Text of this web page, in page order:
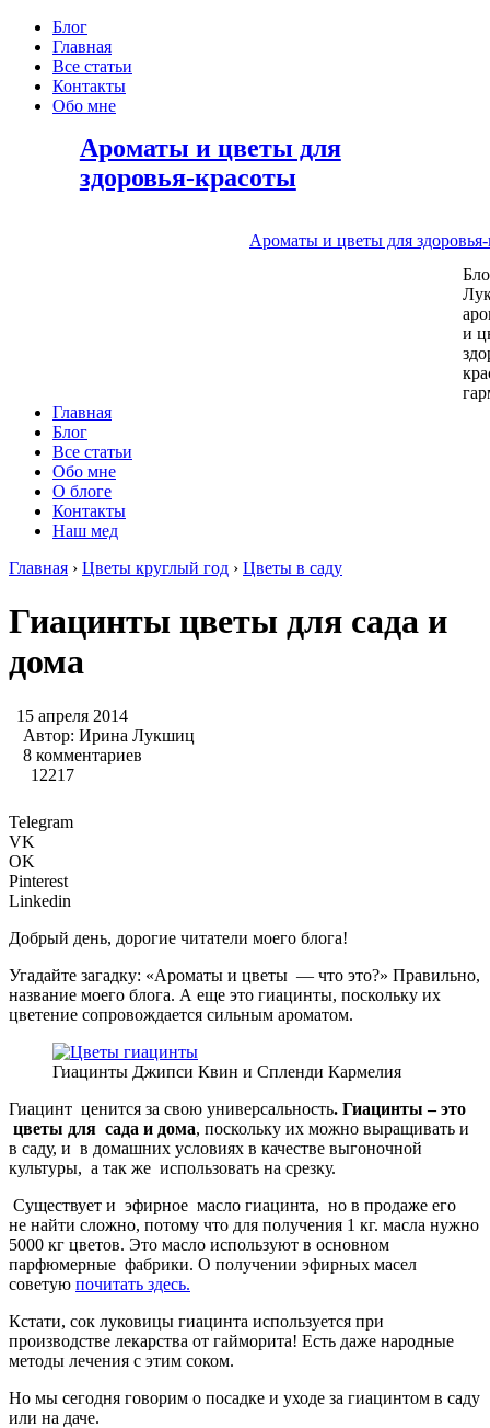
Блог
Главная
Все статьи
Контакты
Обо мне
Ароматы и цветы для
здоровья-красоты
Ароматы и цветы для
и
Главная
Блог
Все статьи
Обо мне
О блоге
Контакты
Наш мед
Главная › Цветы круглый год › Цветы в саду
Гиацинты цветы для сада и
дома
15 апреля 2014
Автор: Ирина Лукшиц
8 комментариев
12217
Telegram
VK
OK
Pinterest
Linkedin
Добрый день, дорогие читатели моего блога!
Угадайте загадку: «Ароматы и цветы — что это?» Правильно,
название моего блога. А еще это гиацинты, поскольку их
цветение сопровождается сильным ароматом.
Гиацинты Джипси Квин и Спленди Кармелия
Гиацинт ценится за свою универсальность. Гиацинты – это
цветы для сада и дома, поскольку их можно выращивать и
в саду, и в домашних условиях в качестве выгоночной
культуры, а так же использовать на срезку.
Существует и эфирное масло гиацинта, но в продаже его
не найти сложно, потому что для получения 1 кг. масла нужно
5000 кг цветов. Это масло используют в основном
парфюмерные фабрики. О получении эфирных масел
советую почитать здесь.
Кстати, сок луковицы гиацинта используется при
производстве лекарства от гайморита! Есть даже народные
методы лечения с этим соком.
Но мы сегодня говорим о посадке и уходе за гиацинтом в саду
или на даче.